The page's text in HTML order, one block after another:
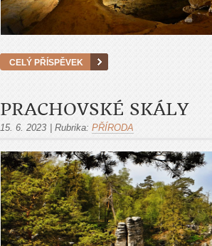
CELÝ PŘÍSPĚVEK
PRACHOVSKÉ SKÁLY
15. 6. 2023 Rubrika: PŘÍRODA